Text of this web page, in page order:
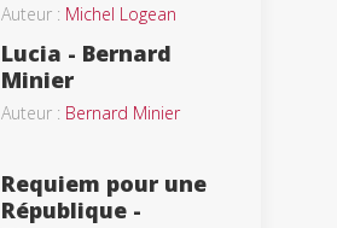
Auteur : Michel Logean
Lucia - Bernard
Minier
Auteur : Bernard Minier
Requiem pour une
République -